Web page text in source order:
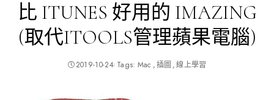
比 ITUNES 好用的 IMAZING
(取代ITOOLS管理蘋果電腦)
2019-10-24 Tags: Mac 插圖 線上學習